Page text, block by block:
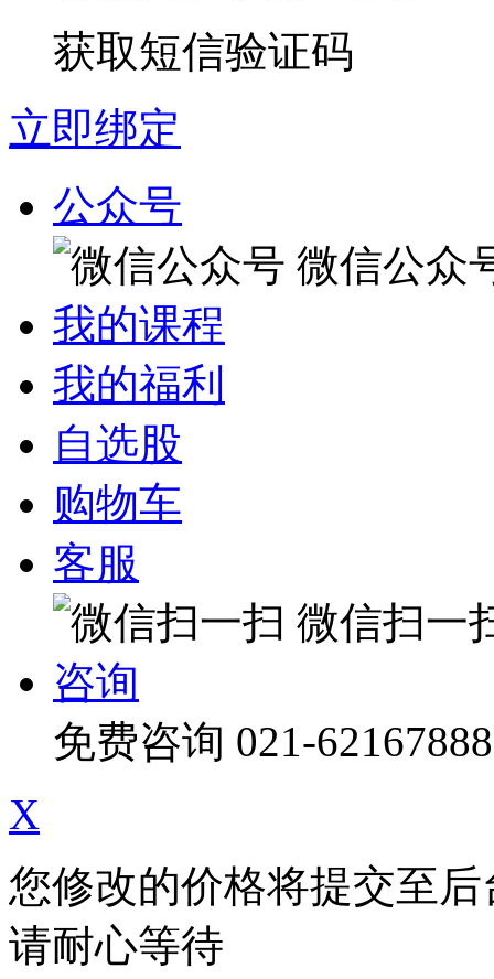
获取短信验证码
立即绑定
公众号
微信公众
我的课程
我的福利
自选股
购物车
客服
微信扫一
咨询
免费咨询 021-62167888
X
您修改的价格将提交至
请耐心等待